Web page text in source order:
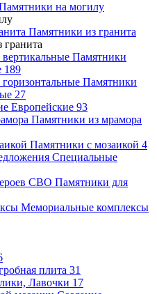
на могилу
Памятники из гранита
Памятники
189
Памятники
27
Европейские 93
Памятники из мрамора
Памятники с мозаикой 4
Специальные
Памятники для
Мемориальные комплексы
плита 31
Лавочки 17